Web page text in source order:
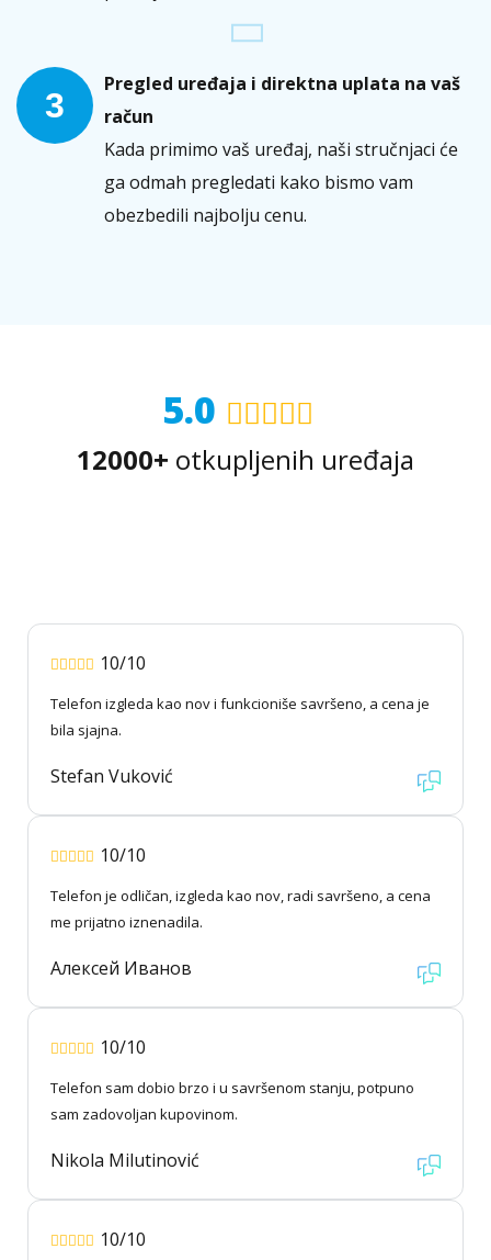
3
Pregled uređaja i direktna uplata na vaš
račun
Kada primimo vaš uređaj, naši stručnjaci će
ga odmah pregledati kako bismo vam
obezbedili najbolju cenu.
5.0
12000+ otkupljenih uređaja
10/10
Telefon izgleda kao nov i funkcioniše savršeno, a cena je
bila sjajna.
Stefan Vuković
10/10
Telefon je odličan, izgleda kao nov, radi savršeno, a cena
me prijatno iznenadila.
Алексей Иванов
10/10
Telefon sam dobio brzo i u savršenom stanju, potpuno
sam zadovoljan kupovinom.
Nikola Milutinović
10/10